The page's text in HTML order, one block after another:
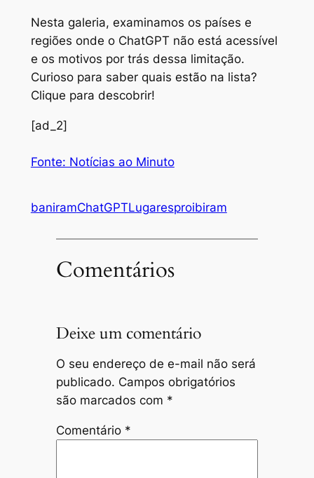
Nesta galeria, examinamos os países e
regiões onde o ChatGPT não está acessível
e os motivos por trás dessa limitação.
Curioso para saber quais estão na lista?
Clique para descobrir!
[ad_2]
Fonte: Notícias ao Minuto
baniramChatGPTLugaresproibiram
Comentários
Deixe um comentário
O seu endereço de e-mail não será
publicado. Campos obrigatórios
são marcados com *
Comentário *